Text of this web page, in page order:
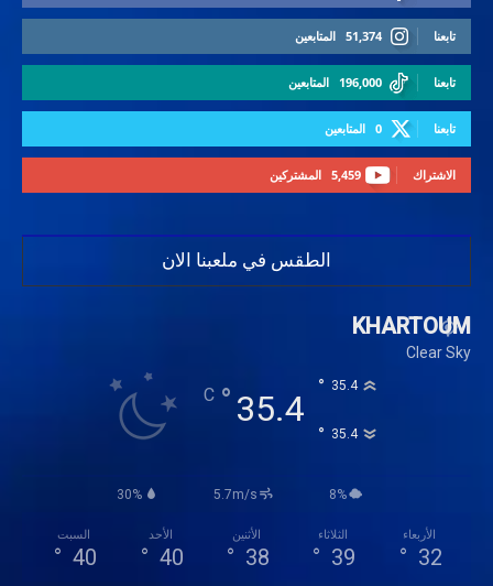
51,374 المتابعين تابعنا
196,000 المتابعين تابعنا
0 المتابعين تابعنا
5,459 المشتركين الاشتراك
الطقس في ملعبنا الان
KHARTOUM
Clear Sky
35.4
°
C 35.4
°
35.4
°
30% 5.7m/s 8%
السبت
40
°
الأحد
40
°
الأثنين
38
°
الثلاثاء
39
°
الأربعاء
32
°